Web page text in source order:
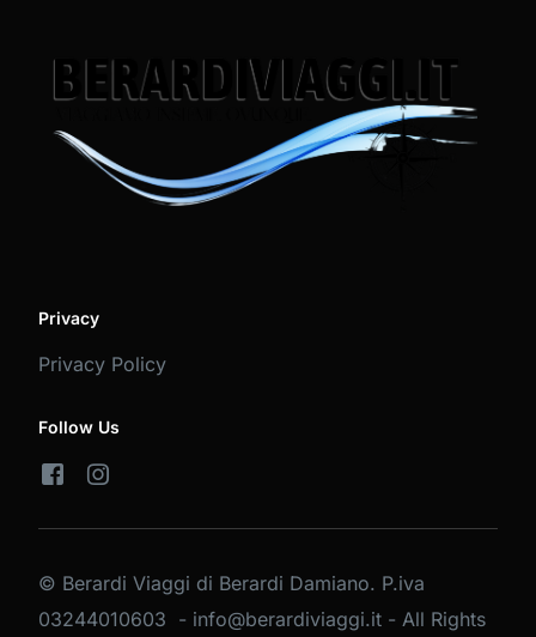
Privacy
Privacy Policy
Follow Us
© Berardi Viaggi di Berardi Damiano. P.iva
03244010603 - info@berardiviaggi.it - All Rights